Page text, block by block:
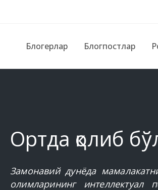
Блогерлар Блогпостлар
Ортда қолиб
Замонавий дунёда
олимларининг интеллектуал